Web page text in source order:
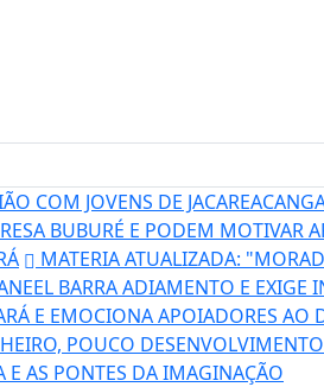
COM JOVENS DE
BUBURÉ E PODEM MOTIVAR
MATERIA ATUALIZADA:
BARRA ADIAMENTO E EXIGE
E EMOCIONA APOIADORES AO
POUCO
AS PONTES DA IMAGINAÇÃO